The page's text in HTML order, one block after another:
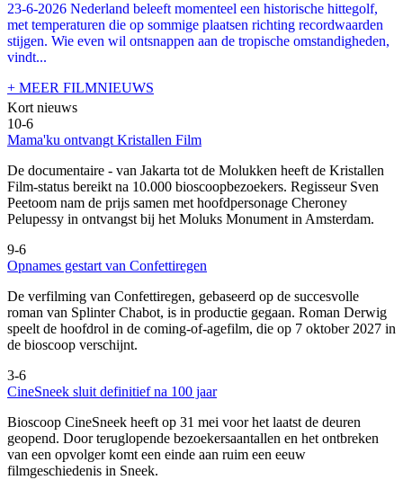
23-6-2026 Nederland beleeft momenteel een historische hittegolf,
met temperaturen die op sommige plaatsen richting recordwaarden
stijgen. Wie even wil ontsnappen aan de tropische omstandigheden,
vindt...
+ MEER FILMNIEUWS
Kort nieuws
10-6
Mama'ku ontvangt Kristallen Film
De documentaire - van Jakarta tot de Molukken heeft de Kristallen
Film-status bereikt na 10.000 bioscoopbezoekers. Regisseur Sven
Peetoom nam de prijs samen met hoofdpersonage Cheroney
Pelupessy in ontvangst bij het Moluks Monument in Amsterdam.
9-6
Opnames gestart van Confettiregen
De verfilming van Confettiregen, gebaseerd op de succesvolle
roman van Splinter Chabot, is in productie gegaan. Roman Derwig
speelt de hoofdrol in de coming-of-agefilm, die op 7 oktober 2027 in
de bioscoop verschijnt.
3-6
CineSneek sluit definitief na 100 jaar
Bioscoop CineSneek heeft op 31 mei voor het laatst de deuren
geopend. Door teruglopende bezoekersaantallen en het ontbreken
van een opvolger komt een einde aan ruim een eeuw
filmgeschiedenis in Sneek.